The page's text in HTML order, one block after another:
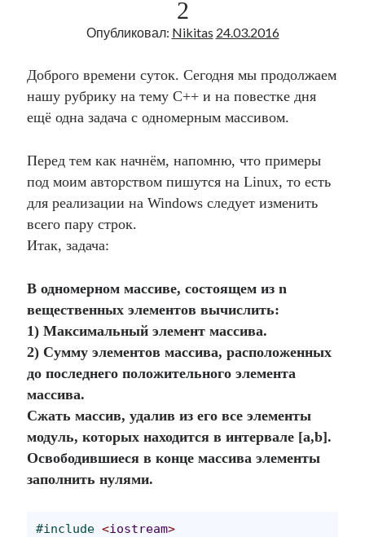
Дифференциальные уравнения
2
Опубликовал: Nikitas 24.03.2016
Доброго времени суток. Сегодня мы продолжаем
нашу рубрику на тему С++ и на повестке дня
ещё одна задача с одномерным массивом.
Перед тем как начнём, напомню, что примеры
под моим авторством пишутся на Linux, то есть
для реализации на Windows следует изменить
всего пару строк.
Итак, задача:
В одномерном массиве, состоящем из n
вещественных элементов вычислить:
1) Максимальный элемент массива.
2) Сумму элементов массива, расположенных
до последнего положительного элемента
массива.
Сжать массив, удалив из его все элементы
модуль, которых находится в интервале [a,b].
Освободившиеся в конце массива элементы
заполнить нулями.
#include <iostream>